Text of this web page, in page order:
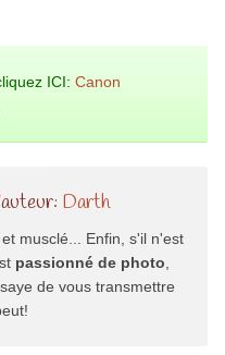
ICI: Canon
Darth
musclé... Enfin, s'il n'est
passionné de photo,
de vous transmettre